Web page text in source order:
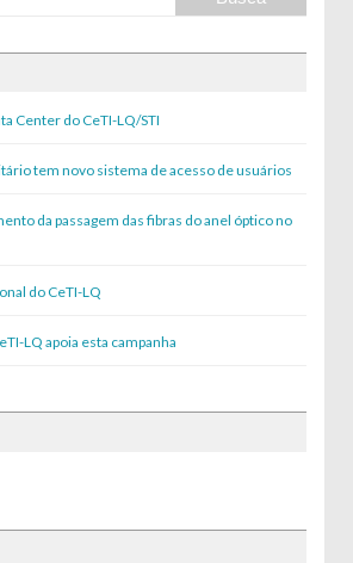
Center do CeTI-LQ/STI
tem novo sistema de acesso de usuários
da passagem das fibras do anel óptico no
do CeTI-LQ
LQ apoia esta campanha